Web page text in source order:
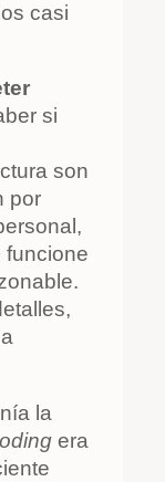
casi
si
son
por
funcione
la
era